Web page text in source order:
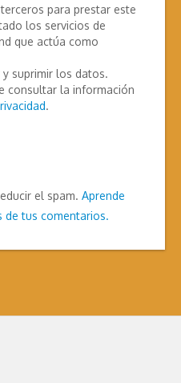
para prestar este
los servicios de
que actúa como
y suprimir los datos.
consultar la información
.
el spam. Aprende
de tus comentarios.